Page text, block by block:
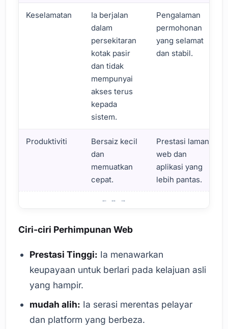
Keselamatan
Ia berjalan
dalam
persekitaran
kotak pasir
dan tidak
mempunyai
akses terus
kepada
sistem.
Pengalaman
permohonan
yang selamat
dan stabil.
Produktiviti
Bersaiz kecil
dan
memuatkan
cepat.
Prestasi laman
web dan
aplikasi yang
lebih pantas.
Ciri-ciri Perhimpunan Web
Prestasi Tinggi: Ia menawarkan
keupayaan untuk berlari pada kelajuan asli
yang hampir.
mudah alih: Ia serasi merentas pelayar
dan platform yang berbeza.